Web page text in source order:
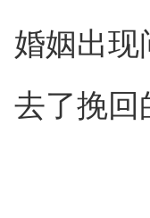
婚姻出现
去了挽回